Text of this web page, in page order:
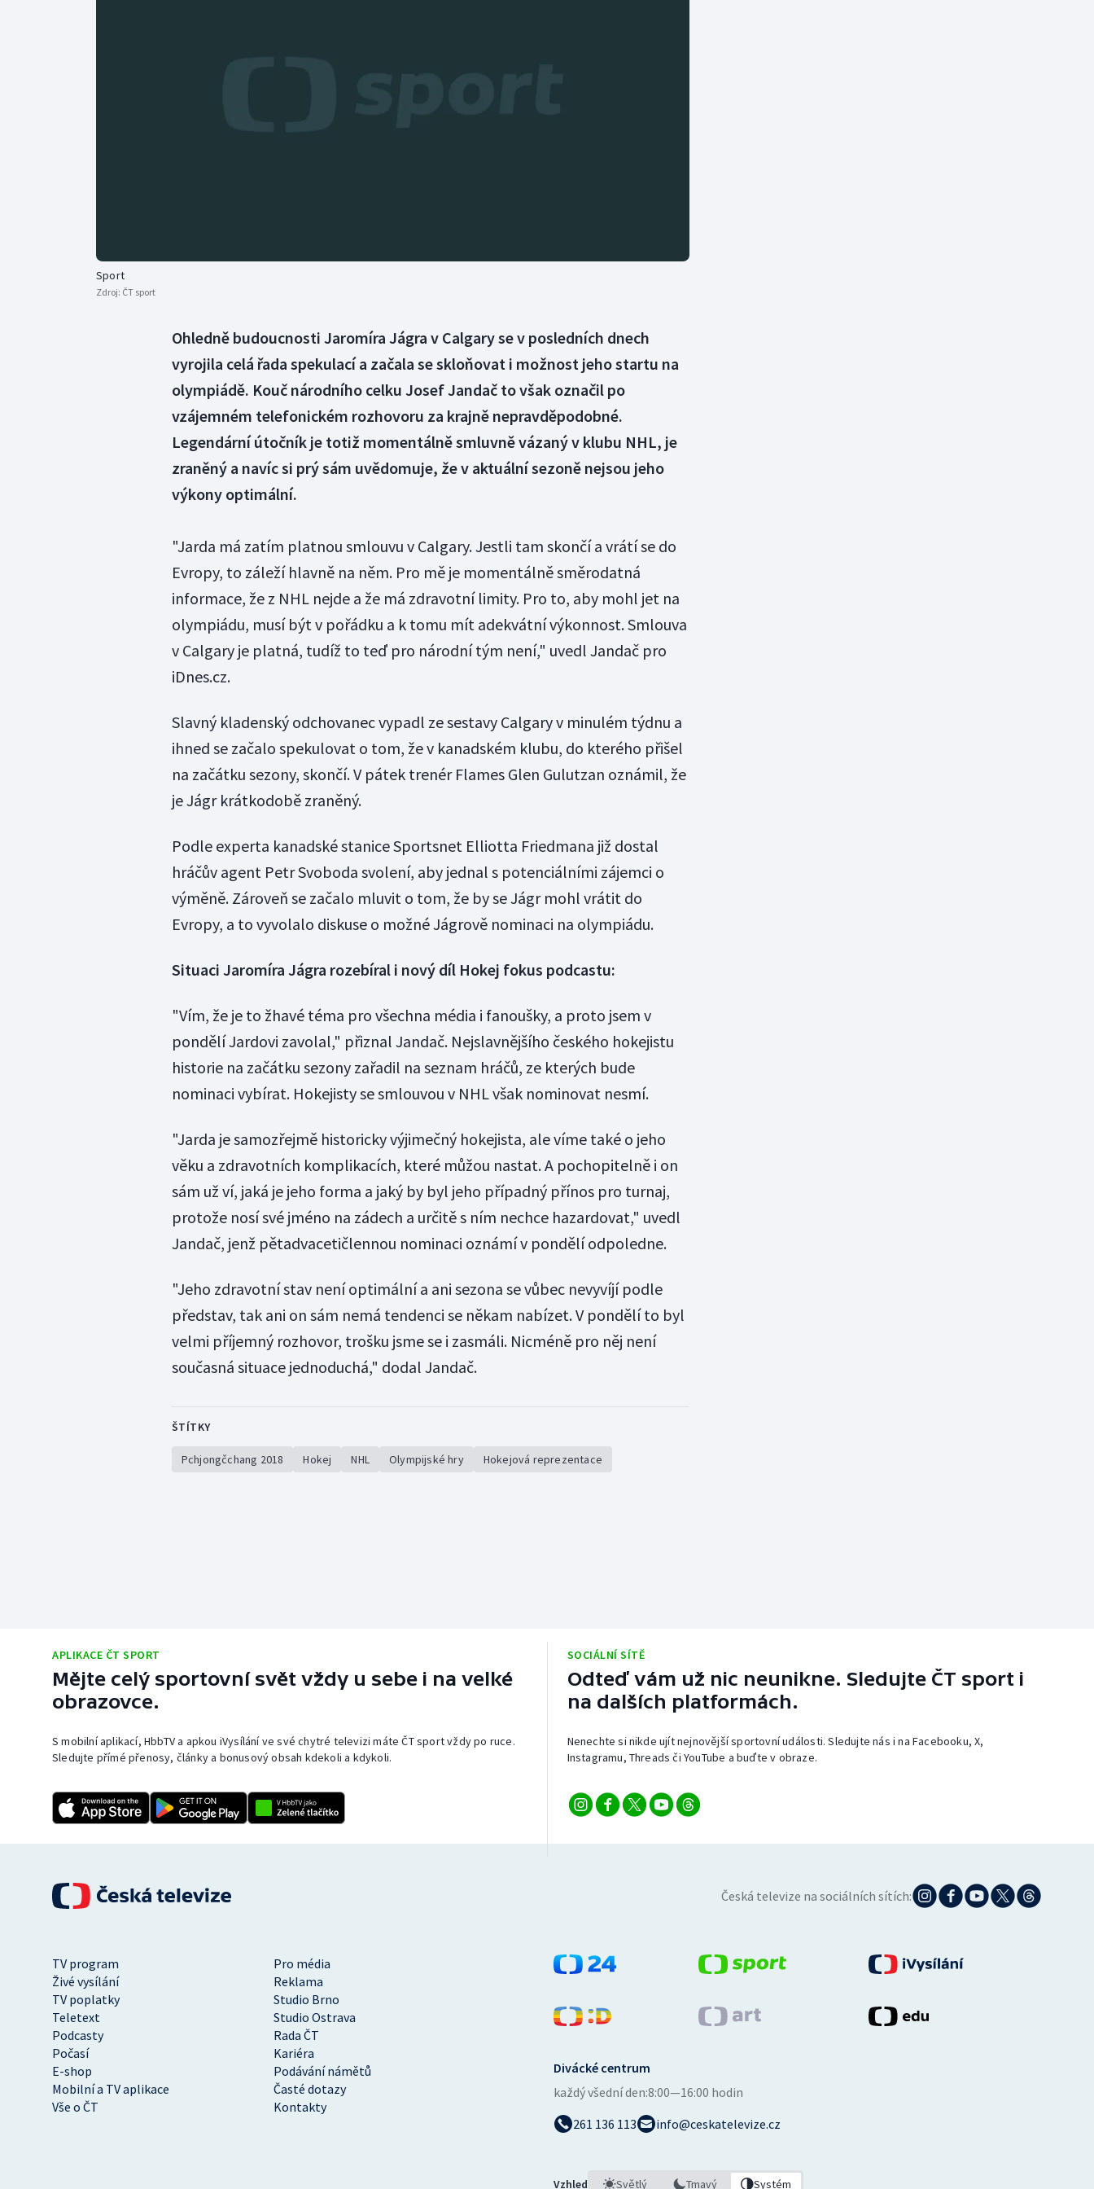
Sport
Zdroj: ČT sport
Ohledně budoucnosti Jaromíra Jágra v Calgary se v posledních dnech
vyrojila celá řada spekulací a začala se skloňovat i možnost jeho startu na
olympiádě. Kouč národního celku Josef Jandač to však označil po
vzájemném telefonickém rozhovoru za krajně nepravděpodobné.
Legendární útočník je totiž momentálně smluvně vázaný v klubu NHL, je
zraněný a navíc si prý sám uvědomuje, že v aktuální sezoně nejsou jeho
výkony optimální.
"Jarda má zatím platnou smlouvu v Calgary. Jestli tam skončí a vrátí se do
Evropy, to záleží hlavně na něm. Pro mě je momentálně směrodatná
informace, že z NHL nejde a že má zdravotní limity. Pro to, aby mohl jet na
olympiádu, musí být v pořádku a k tomu mít adekvátní výkonnost. Smlouva
v Calgary je platná, tudíž to teď pro národní tým není," uvedl Jandač pro
iDnes.cz.
Slavný kladenský odchovanec vypadl ze sestavy Calgary v minulém týdnu a
ihned se začalo spekulovat o tom, že v kanadském klubu, do kterého přišel
na začátku sezony, skončí. V pátek trenér Flames Glen Gulutzan oznámil, že
je Jágr krátkodobě zraněný.
Podle experta kanadské stanice Sportsnet Elliotta Friedmana již dostal
hráčův agent Petr Svoboda svolení, aby jednal s potenciálními zájemci o
výměně. Zároveň se začalo mluvit o tom, že by se Jágr mohl vrátit do
Evropy, a to vyvolalo diskuse o možné Jágrově nominaci na olympiádu.
Situaci Jaromíra Jágra rozebíral i nový díl Hokej fokus podcastu:
"Vím, že je to žhavé téma pro všechna média i fanoušky, a proto jsem v
pondělí Jardovi zavolal," přiznal Jandač. Nejslavnějšího českého hokejistu
historie na začátku sezony zařadil na seznam hráčů, ze kterých bude
nominaci vybírat. Hokejisty se smlouvou v NHL však nominovat nesmí.
"Jarda je samozřejmě historicky výjimečný hokejista, ale víme také o jeho
věku a zdravotních komplikacích, které můžou nastat. A pochopitelně i on
sám už ví, jaká je jeho forma a jaký by byl jeho případný přínos pro turnaj,
protože nosí své jméno na zádech a určitě s ním nechce hazardovat," uvedl
Jandač, jenž pětadvacetičlennou nominaci oznámí v pondělí odpoledne.
"Jeho zdravotní stav není optimální a ani sezona se vůbec nevyvíjí podle
představ, tak ani on sám nemá tendenci se někam nabízet. V pondělí to byl
velmi příjemný rozhovor, trošku jsme se i zasmáli. Nicméně pro něj není
současná situace jednoduchá," dodal Jandač.
ŠTÍTKY
Pchjongčchang 2018 Hokej NHL Olympijské hry Hokejová reprezentace
APLIKACE ČT SPORT
Mějte celý sportovní svět vždy u sebe i na velké
obrazovce.
S mobilní aplikací, HbbTV a apkou iVysílání ve své chytré televizi máte ČT sport vždy po ruce.
Sledujte přímé přenosy, články a bonusový obsah kdekoli a kdykoli.
SOCIÁLNÍ SÍTĚ
Odteď vám už nic neunikne. Sledujte ČT sport i
na dalších platformách.
Nenechte si nikde ujít nejnovější sportovní události. Sledujte nás i na Facebooku, X,
Instagramu, Threads či YouTube a buďte v obraze.
Česká televize na sociálních sítích:
TV program
Pro média
Živé vysílání
Reklama
TV poplatky
Studio Brno
Teletext
Studio Ostrava
Podcasty
Rada ČT
Počasí
Kariéra
E-shop
Podávání námětů
Mobilní a TV aplikace
Časté dotazy
Vše o ČT
Kontakty
Divácké centrum
každý všední den:8:00—16:00 hodin
261 136 113
info@ceskatelevize.cz
Vzhled Světlý Tmavý Systém